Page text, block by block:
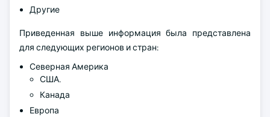
Другие
Приведенная выше информация была представлена
для следующих регионов и стран:
Северная Америка
США.
Канада
Европа